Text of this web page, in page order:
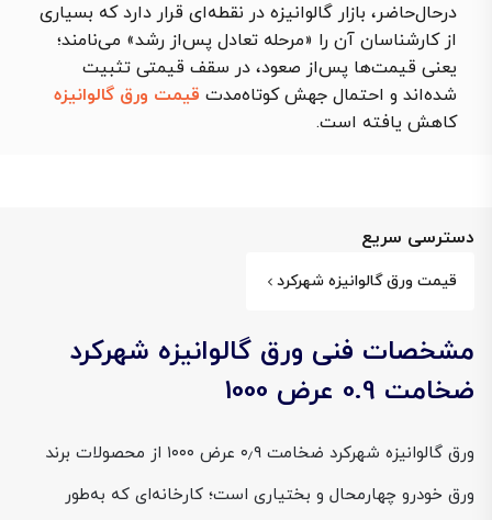
درحال‌حاضر، بازار گالوانیزه در نقطه‌ای قرار دارد که بسیاری
از کارشناسان آن را «مرحله تعادل پس‌از رشد» می‌نامند؛
یعنی قیمت‌ها پس‌از صعود، در سقف قیمتی تثبیت
شده‌اند و احتمال جهش کوتاه‌مدت قیمت ورق گالوانیزه
کاهش یافته است.
دسترسی سریع
قیمت ورق گالوانیزه شهرکرد
مشخصات فنی ورق گالوانیزه شهرکرد
ضخامت 0.9 عرض 1000
ورق گالوانیزه شهرکرد ضخامت ۰٫۹ عرض ۱۰۰۰ از محصولات برند
ورق خودرو چهارمحال و بختیاری است؛ کارخانه‌ای که به‌طور